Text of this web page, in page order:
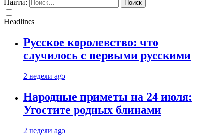
Найти:
Headlines
Русское королевство: что
случилось с первыми русскими
2 недели ago
Народные приметы на 24 июля:
Угостите родных блинами
2 недели ago